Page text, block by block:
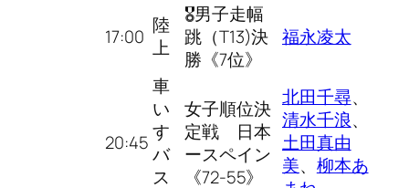
17:00 陸
上
🎖男子走幅
跳（T13)決
勝《7位》
福永凌太
20:45
車
い
す
バ
ス
女子順位決
定戦 日本
ースペイン
《72-55》
北田千尋、
清水千浪、
土田真由
美、 柳本あ